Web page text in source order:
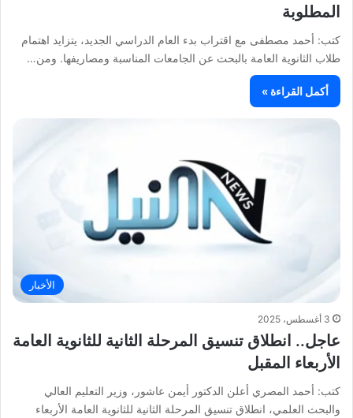
المطلوبة
كتب: أحمد مصطفى مع اقتراب بدء العام الدراسي الجديد، يتزايد اهتمام
طلاب الثانوية العامة بالبحث عن الجامعات المناسبة ومصاريفها. ومن…
أكمل القراءة »
الأخبار
3 أغسطس، 2025
عاجل.. انطلاق تنسيق المرحلة الثانية للثانوية العامة
الأربعاء المقبل
كتب: أحمد المصري أعلن الدكتور أيمن عاشور، وزير التعليم العالي
والبحث العلمي، انطلاق تنسيق المرحلة الثانية للثانوية العامة الأربعاء